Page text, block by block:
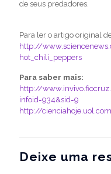
de seus predadores.
Para ler o artigo original
http://
hot_chili_peppers
Para saber mais:
http://
infoid=934&sid=9
http://
Deixe uma